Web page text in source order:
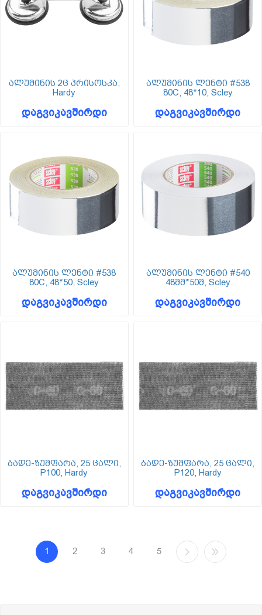
ალუმინის 2ც პრისოსკა,
Hardy
დაგვიკავშირდი
ალუმინის ლენტი #538
80C, 48*10, Scley
დაგვიკავშირდი
ალუმინის ლენტი #538
80C, 48*50, Scley
დაგვიკავშირდი
ალუმინის ლენტი #540
48მმ*50მ, Scley
დაგვიკავშირდი
ბადე-ზუმფარა, 25 ცალი,
P100, Hardy
დაგვიკავშირდი
ბადე-ზუმფარა, 25 ცალი,
P120, Hardy
დაგვიკავშირდი
1 2 3 4 5